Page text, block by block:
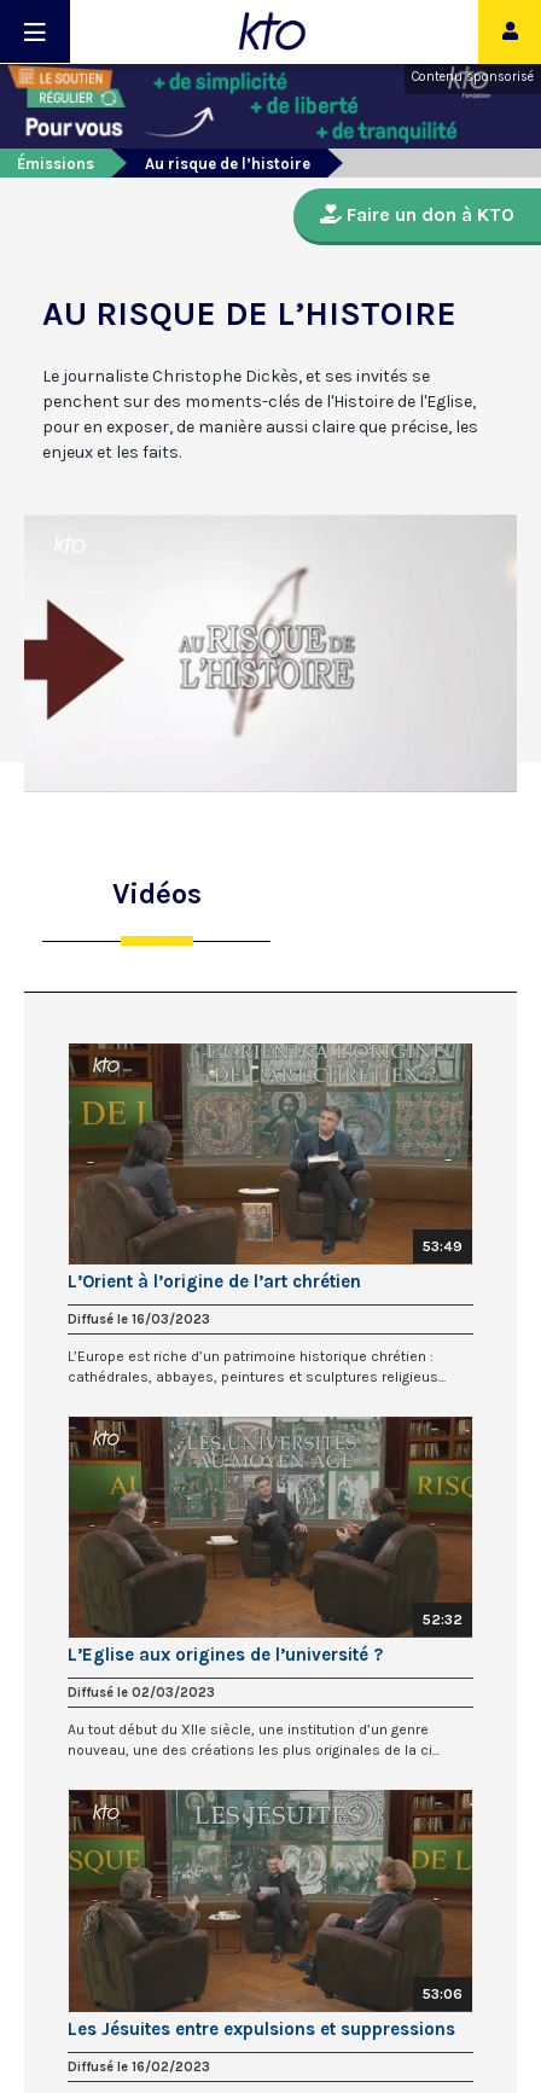
Contenu sponsorisé
Émissions Au risque de l’histoire
Faire un don à KTO
AU RISQUE DE L’HISTOIRE
Le journaliste Christophe Dickès, et ses invités se
penchent sur des moments-clés de l'Histoire de l'Eglise,
pour en exposer, de manière aussi claire que précise, les
enjeux et les faits.
Vidéos
53:49
L’Orient à l’origine de l’art chrétien
Diffusé le 16/03/2023
L’Europe est riche d’un patrimoine historique chrétien :
cathédrales, abbayes, peintures et sculptures religieus...
52:32
L’Eglise aux origines de l’université ?
Diffusé le 02/03/2023
Au tout début du XIIe siècle, une institution d’un genre
nouveau, une des créations les plus originales de la ci...
53:06
Les Jésuites entre expulsions et suppressions
Diffusé le 16/02/2023